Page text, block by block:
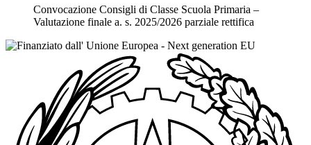
Convocazione Consigli di Classe Scuola Primaria –
Valutazione finale a. s. 2025/2026 parziale rettifica